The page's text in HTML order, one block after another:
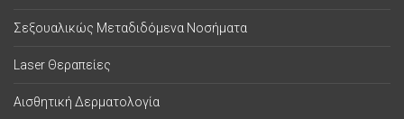
Σεξουαλικώς Μεταδιδόμενα Νοσήματα
Laser Θεραπείες
Αισθητική Δερματολογία